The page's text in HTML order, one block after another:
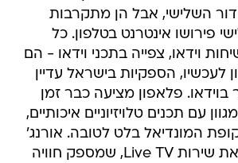
השלישי, אבל הן מתקרבות
פירושו אינטרנט בטלפון. כל
וידאו, צפייה בתכני וידאו - הם
לעכשיו, הספקיות בישראל עדיין
פלאפון מציעה כבר זמן
עם תכנים טלויזיוניים איכותיים,
המונדיאל בלט לטובה. אורנג'
השיקו לאחרונה את שירות Live TV, שמספק חוויה